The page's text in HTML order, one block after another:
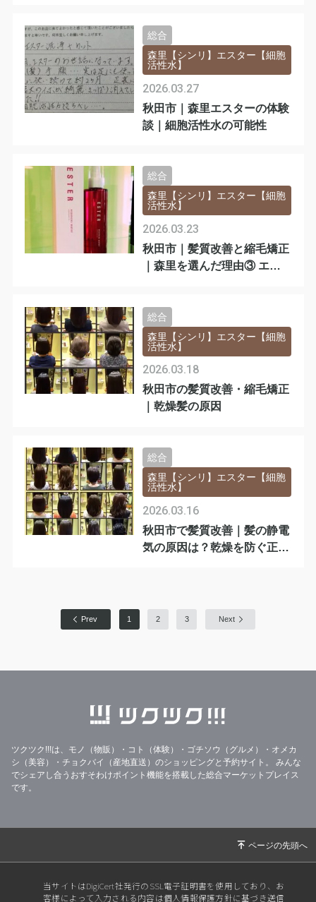
秋田市｜森里エスターの体験
談｜細胞活性水の可能性
2026.03.27
総合
森里【シンリ】エスター【細胞
活性水】
秋田市｜髪質改善と縮毛矯正
｜森里を選んだ理由③ エス
2026.03.23
総合
森里【シンリ】エスター【細胞
活性水】
秋田市の髪質改善・縮毛矯正
｜乾燥髪の原因
2026.03.18
総合
森里【シンリ】エスター【細胞
活性水】
秋田市で髪質改善｜髪の静電
気の原因は？乾燥を防ぐ正し
2026.03.16
総合
森里【シンリ】エスター【細胞
活性水】
Prev 1 2 3 Next
ツクツク!!!は、モノ（物販）・コト（体験）・ゴチソウ（グルメ）・オメカ
シ（美容）・チョクバイ（産地直送）のショッピングと予約サイト。
みんな
でシェアし合うおすそわけポイント機能を搭載した総合マーケットプレイス
です。
当サイトはDigiCert社発行のSSL電子証明書を使用しており、お
客様によって入力される内容は個人情報保護方針に基づき送信